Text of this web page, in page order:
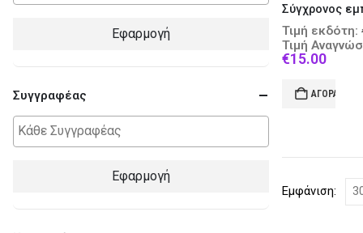
Τιμή εκδότη:
Τιμή
€15.00
is:
ΑΓΟΡΆ
Εμφάνιση:
Εφαρμογή
Συγγραφέας
Εφαρμογή